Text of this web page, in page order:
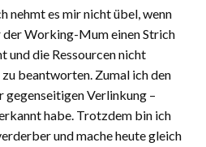
nehmt es mir nicht übel, wenn
Working-Mum einen Strich
und die Ressourcen nicht
beantworten. Zumal ich den
gegenseitigen Verlinkung –
habe. Trotzdem bin ich
und mache heute gleich